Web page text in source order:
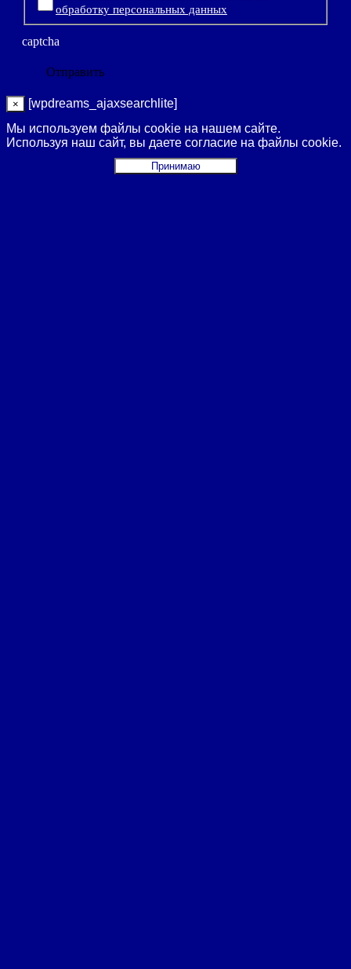
обработку персональных данных
captcha
×
[wpdreams_ajaxsearchlite]
Мы используем файлы cookie на нашем сайте.
Используя наш сайт, вы даете согласие на файлы cookie.
Принимаю